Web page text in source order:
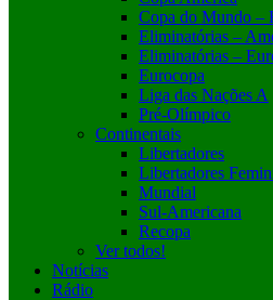
Copa do Mundo –
Eliminatórias –
Eliminatórias –
Eurocopa
Liga das Nações A
Pré-Olímpico
Continentais
Libertadores
Libertadores
Mundial
Sul-Americana
Recopa
Ver todos!
Notícias
Rádio